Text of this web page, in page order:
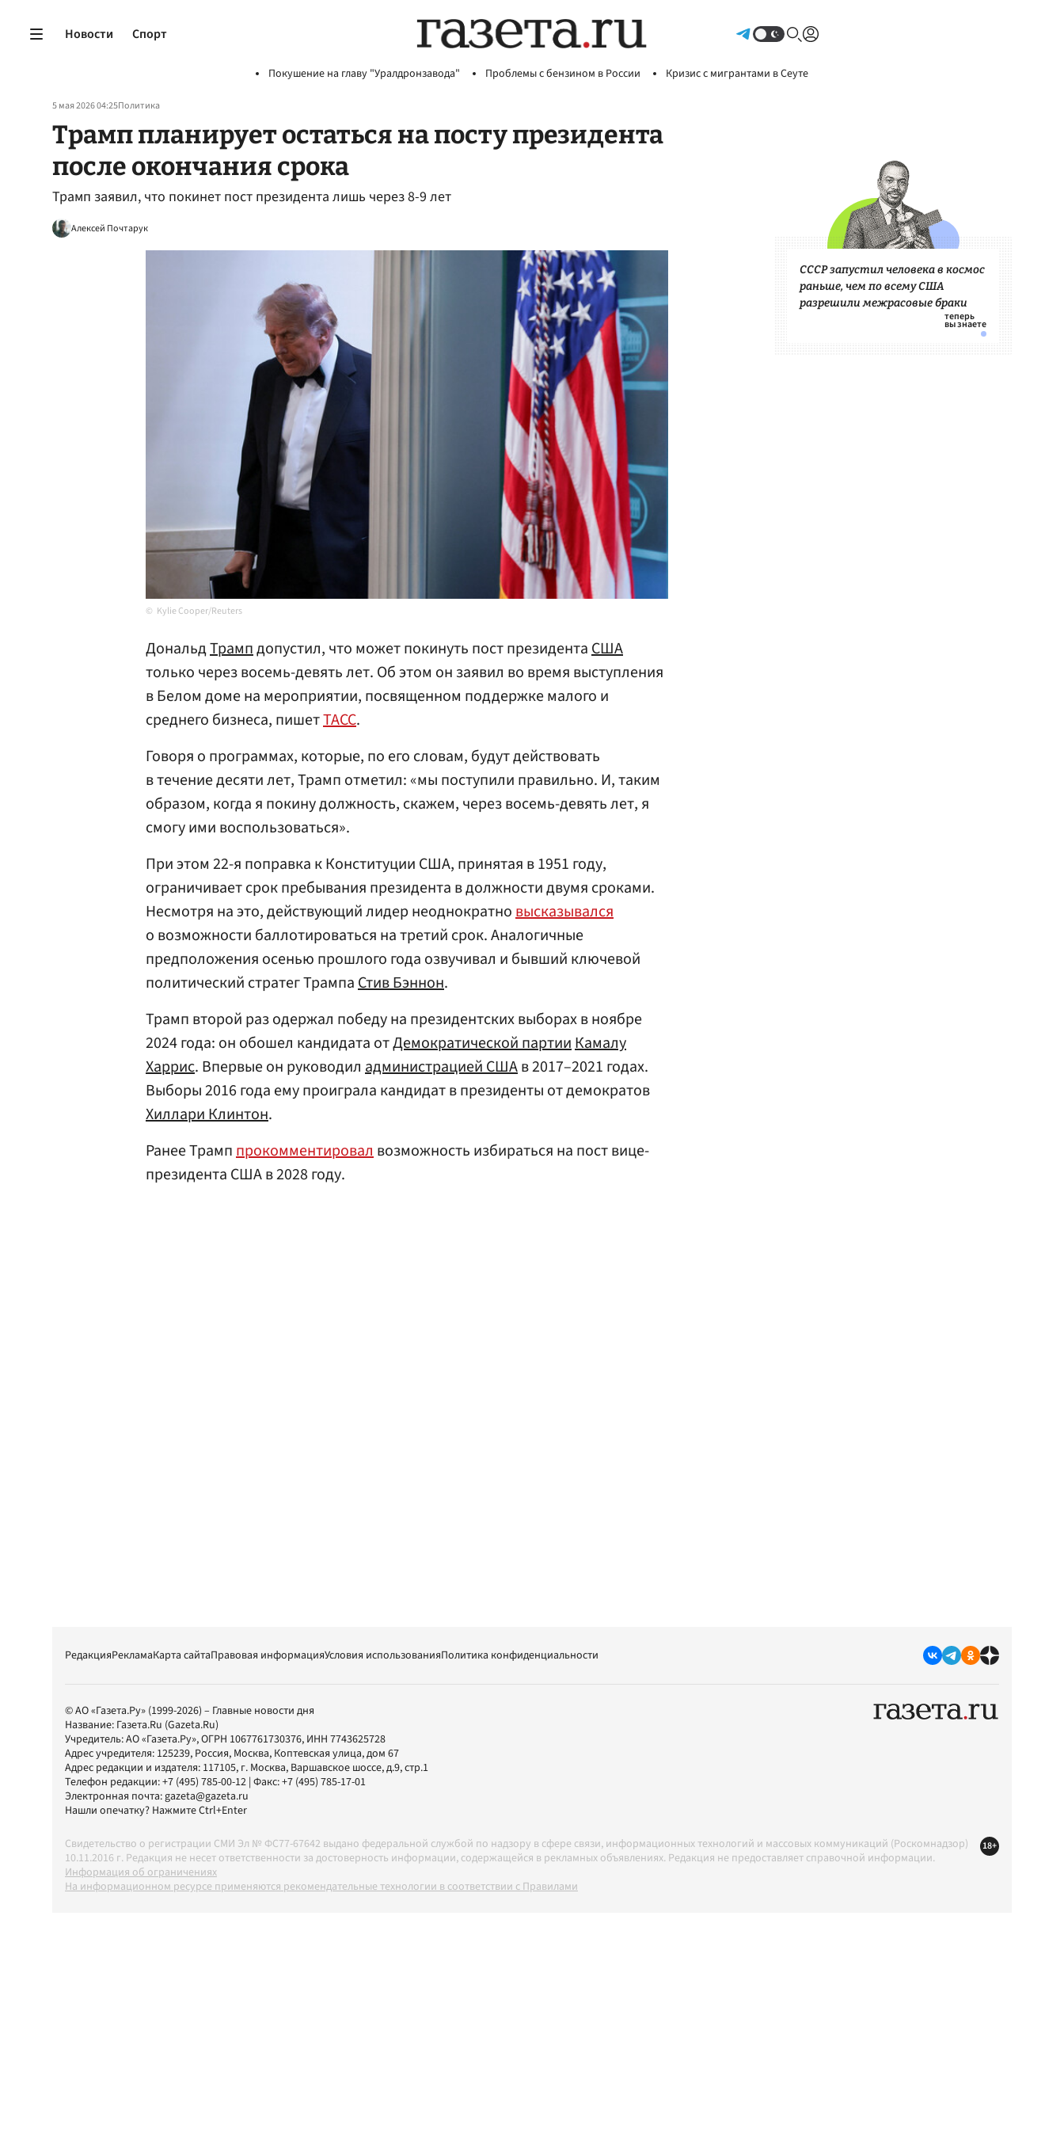
Новости Спорт
Покушение на главу "Уралдронзавода" Проблемы с бензином в России Кризис с мигрантами в Сеуте
5 мая 2026 04:25Политика
Трамп планирует остаться на посту президента
после окончания срока
Трамп заявил, что покинет пост президента лишь через 8-9 лет
Алексей Почтарук
Kylie Cooper/Reuters
ДональдТрампдопустил, что может покинуть пост президентаСША
только через восемь-девять лет. Об этом он заявил во время выступления
в Белом доме на мероприятии, посвященном поддержке малого и
среднего бизнеса, пишетТАСС.
Говоря о программах, которые, по его словам, будут действовать
в течение десяти лет, Трамп отметил: «мы поступили правильно. И, таким
образом, когда я покину должность, скажем, через восемь-девять лет, я
смогу ими воспользоваться».
При этом 22-я поправка к Конституции США, принятая в 1951 году,
ограничивает срок пребывания президента в должности двумя сроками.
Несмотря на это, действующий лидер неоднократновысказывался
о возможности баллотироваться на третий срок. Аналогичные
предположения осенью прошлого года озвучивал и бывший ключевой
политический стратег ТрампаСтив Бэннон.
Трамп второй раз одержал победу на президентских выборах в ноябре
2024 года: он обошел кандидата отДемократической партииКамалу
Харрис. Впервые он руководил администрацией СШАв 2017–2021 годах.
Выборы 2016 года ему проиграла кандидат в президенты от демократов
Хиллари Клинтон.
Ранее Трамппрокомментировалвозможность избираться на пост вице-
президента США в 2028 году.
СССР запустил человека в космос
раньше, чем по всему США
разрешили межрасовые браки
РедакцияРекламаКарта сайтаПравовая информацияУсловия использованияПолитика конфиденциальности
© АО «Газета.Ру» (1999-2026) – Главные новости дня
Название: Газета.Ru (Gazeta.Ru)
Учредитель:АО «Газета.Ру», ОГРН 1067761730376, ИНН 7743625728
Адрес учредителя: 125239, Россия, Москва, Коптевская улица, дом 67
Адрес редакции и издателя: 117105, г. Москва, Варшавское шоссе, д.9, стр.1
Телефон редакции:+7 (495) 785-00-12 | Факс:+7 (495) 785-17-01
Электронная почта:gazeta@gazeta.ru
Нашли опечатку? Нажмите Ctrl+Enter
Свидетельство о регистрации СМИ Эл № ФС77-67642 выдано федеральной службой по надзору в сфере связи, информационных технологий и массовых коммуникаций (Роскомнадзор)
10.11.2016 г. Редакция не несет ответственности за достоверность информации, содержащейся в рекламных объявлениях. Редакция не предоставляет справочной информации.
Информация об ограничениях
На информационном ресурсе применяются рекомендательные технологии в соответствии с Правилами
18+